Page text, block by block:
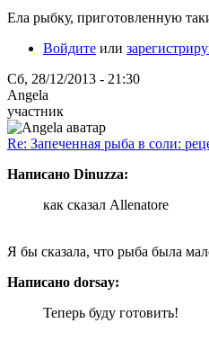
Ела рыбку, приготовленную
Войдите или
Сб, 28/12/2013 - 21:30
Angela
участник
Re: Запеченная рыба в соли:
Написано Dinuzza:
как сказал Allenatore
Я бы сказала, что рыба была
Написано dorsay:
Теперь буду готовить!